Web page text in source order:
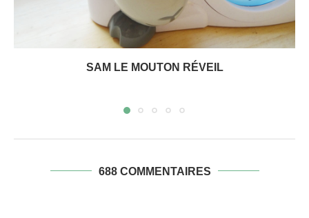
SAM LE MOUTON RÉVEIL
688 COMMENTAIRES